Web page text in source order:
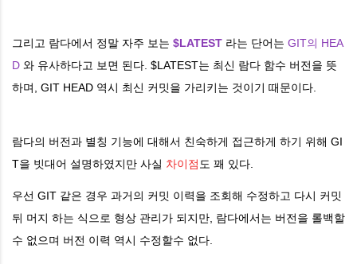
그리고 람다에서 정말 자주 보는 $LATEST 라는 단어는 GIT의 HEA
D 와 유사하다고 보면 된다. $LATEST는 최신 람다 함수 버전을 뜻
하며, GIT HEAD 역시 최신 커밋을 가리키는 것이기 때문이다.
람다의 버전과 별칭 기능에 대해서 친숙하게 접근하게 하기 위해 GI
T을 빗대어 설명하였지만 사실 차이점 도 꽤 있다.
우선 GIT 같은 경우 과거의 커밋 이력을 조회해 수정하고 다시 커밋
뒤 머지 하는 식으로 형상 관리가 되지만, 람다에서는 버전을 롤백할
수 없으며 버전 이력 역시 수정할수 없다.